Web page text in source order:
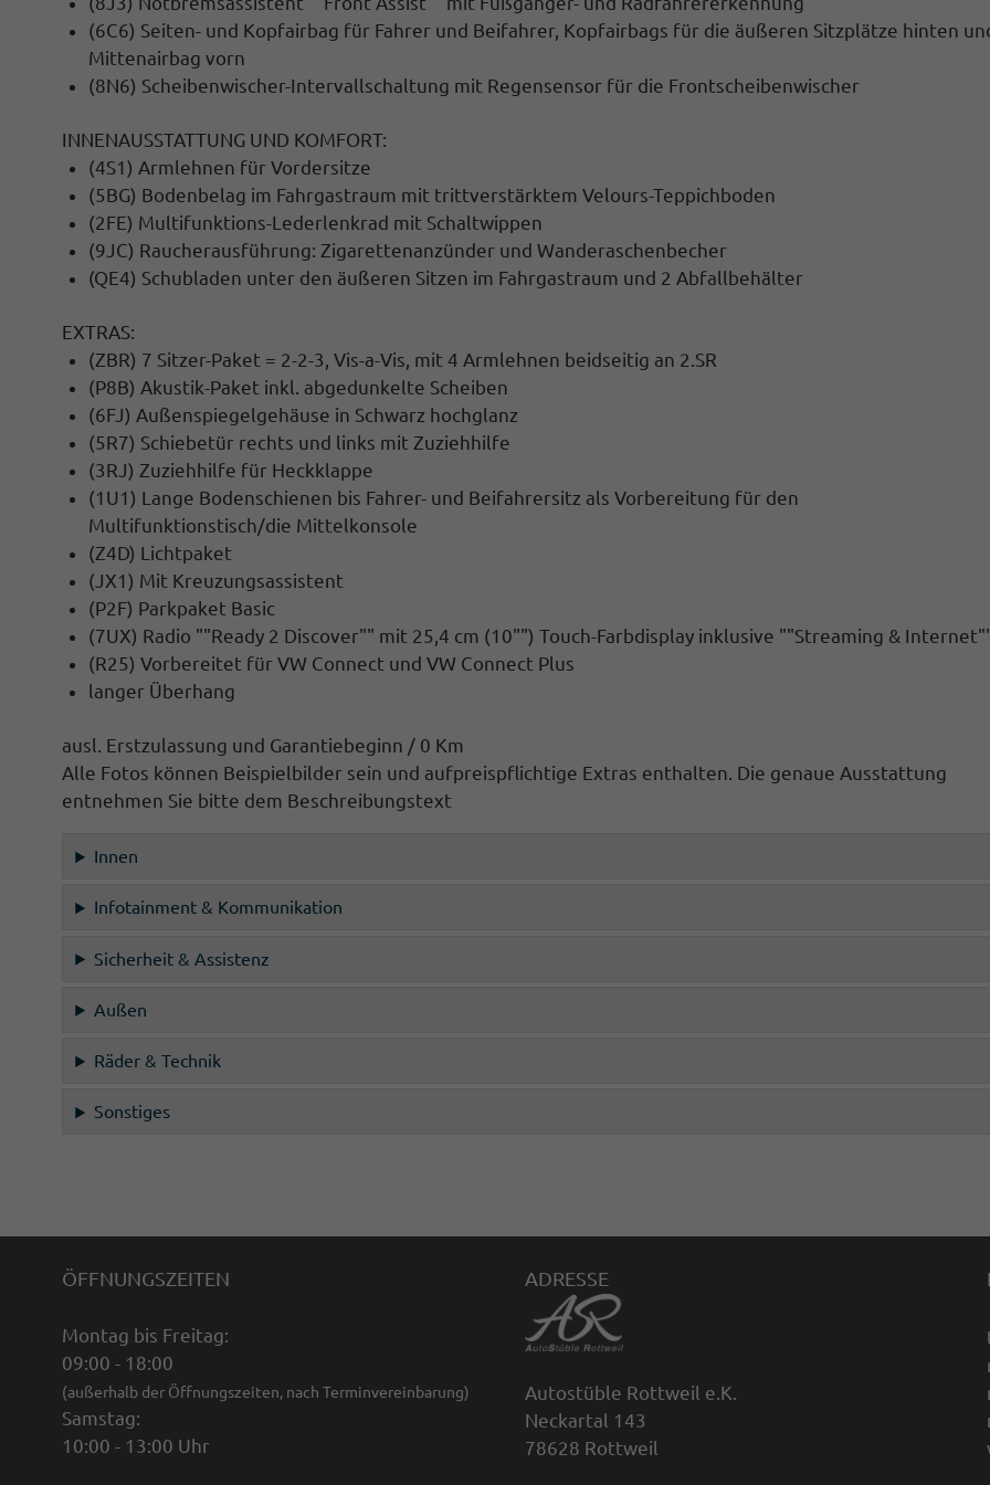
(6C6) Seiten- und Kopfairbag für Fahrer und Beifahrer, Kopfairbags für die äußeren Sitzplätze hinten
Mittenairbag vorn
(8N6) Scheibenwischer-Intervallschaltung mit Regensensor für die Frontscheibenwischer
INNENAUSSTATTUNG UND KOMFORT:
(4S1) Armlehnen für Vordersitze
(5BG) Bodenbelag im Fahrgastraum mit trittverstärktem Velours-Teppichboden
(2FE) Multifunktions-Lederlenkrad mit Schaltwippen
(9JC) Raucherausführung: Zigarettenanzünder und Wanderaschenbecher
(QE4) Schubladen unter den äußeren Sitzen im Fahrgastraum und 2 Abfallbehälter
EXTRAS:
(ZBR) 7 Sitzer-Paket = 2-2-3, Vis-a-Vis, mit 4 Armlehnen beidseitig an 2.SR
(P8B) Akustik-Paket inkl. abgedunkelte Scheiben
(6FJ) Außenspiegelgehäuse in Schwarz hochglanz
(5R7) Schiebetür rechts und links mit Zuziehhilfe
(3RJ) Zuziehhilfe für Heckklappe
(1U1) Lange Bodenschienen bis Fahrer- und Beifahrersitz als Vorbereitung für den
Multifunktionstisch/die Mittelkonsole
(Z4D) Lichtpaket
(JX1) Mit Kreuzungsassistent
(P2F) Parkpaket Basic
(7UX) Radio ""Ready 2 Discover"" mit 25,4 cm (10"") Touch-Farbdisplay inklusive ""Streaming &
(R25) Vorbereitet für VW Connect und VW Connect Plus
langer Überhang
ausl. Erstzulassung und Garantiebeginn / 0 Km
Alle Fotos können Beispielbilder sein und aufpreispflichtige Extras enthalten. Die genaue Ausstattung
entnehmen Sie bitte dem Beschreibungstext
Innen
Infotainment & Kommunikation
Sicherheit & Assistenz
Außen
Räder & Technik
Sonstiges
ÖFFNUNGSZEITEN
Montag bis Freitag:
09:00 - 18:00
(außerhalb der Öffnungszeiten, nach Terminvereinbarung)
Samstag:
10:00 - 13:00 Uhr
ADRESSE
Autostüble Rottweil e.K.
Neckartal 143
78628 Rottweil